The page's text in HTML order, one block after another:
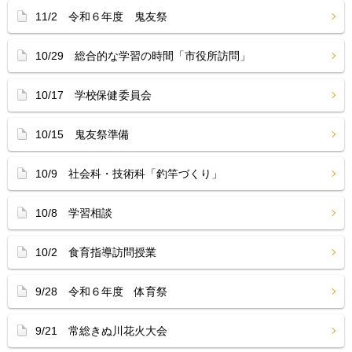
11/2 令和６年度 鬼友祭
10/29 総合的な学習の時間「市役所訪問」
10/17 学校保健委員会
10/15 鬼友祭準備
10/9 社会科・技術科「釣竿づくり」
10/8 学習相談
10/2 食育指導訪問授業
9/28 令和６年度 体育祭
9/21 常総きぬ川花火大会